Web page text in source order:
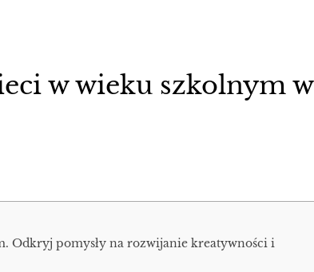
w wieku szkolnym w
Odkryj pomysły na rozwijanie kreatywności i